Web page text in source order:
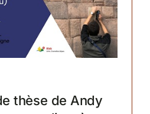
thèse de Andy